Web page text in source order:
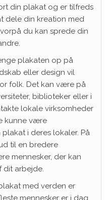
din plakat og er tilfreds
dele din kreation med
du kan sprede din
plakaten op på
eller design vil
folk. Det kan være på
biblioteker eller i
lokale virksomheder
kunne være
i deres lokaler. På
til en bredere
mennesker, der kan
dit arbejde.
med verden er
mennesker er i dag